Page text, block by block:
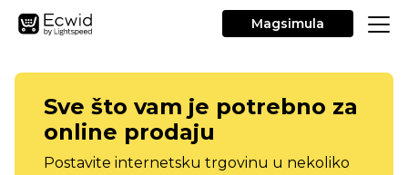
Magsimula
Sve što vam je potrebno za
online prodaju
Postavite internetsku trgovinu u nekoliko